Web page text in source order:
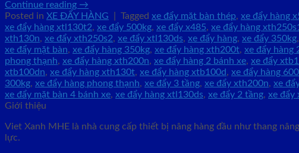
Continue reading →
Posted in XE ĐẨY HÀNG Tagged xe đẩy mặt bàn thép, xe đẩy hàng
xe đẩy hàng xtl130t2, xe đẩy 500kg, xe đẩy x485, xe đẩy hàng
xth130n, xe đẩy xth250s2, xe đẩy xtl130ds, xe đẩy hàng, xe đẩy 350kg,
xe đẩy mặt bàn, xe đẩy hàng 350kg, xe đẩy hàng xth200t, xe đẩy hàng
phong thạnh, xe đẩy hàng xth200n, xe đẩy hàng 2 bánh xe, xe đẩy
xtb100dn, xe đẩy hàng xth130t, xe đẩy hàng xtb100d, xe đẩy hàng
300kg, xe đẩy hàng phong thạnh, xe đẩy 3 tầng, xe đẩy xth200n, xe
xe đẩy mặt bàn 4 bánh xe, xe đẩy hàng xtl130ds, xe đẩy 2 tầng, xe đẩy
Giới thiệu
Viet Xanh MHE là nhà cung cấp thiết bị nâng hàng đầu như thang
lực.